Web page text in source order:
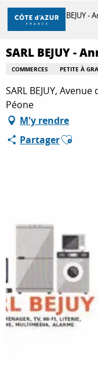
Aller
contenu
principal
À FAIRE
SÉJOURNER
Accueil SARL BEJUY -
SARL BEJUY -
COMMERCES PETITE À
SARL BEJUY,
Péone
M'y rendre
PartagerAjouter